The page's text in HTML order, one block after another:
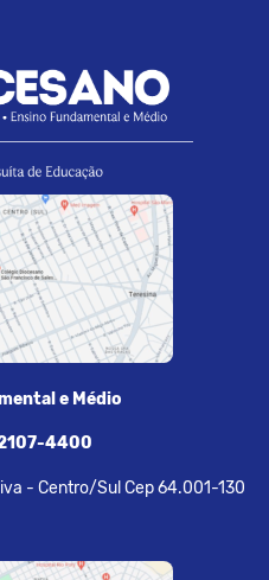
e Médio
4400
- Centro/Sul Cep 64.001-130